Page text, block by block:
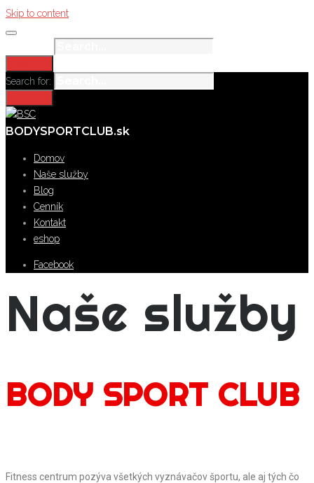
Skip to content
Search for:
BODYSPORTCLUB.sk
Domov
Naše služby
Blog
Cenník
Kontakt
eshop
Facebook
Naše služby
BODY SPORT CLUB
Fitness centrum pozýva všetkých vyznávačov športu, ale aj tých čo